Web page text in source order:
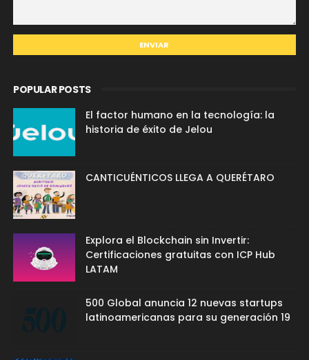
POPULAR POSTS
El factor humano en la tecnología: la
historia de éxito de Jelou
CANTICUÉNTICOS LLEGA A QUERÉTARO
Explora el Blockchain sin Invertir:
Certificaciones gratuitas con ICP Hub
LATAM
500 Global anuncia 12 nuevas startups
latinoamericanas para su generación 19